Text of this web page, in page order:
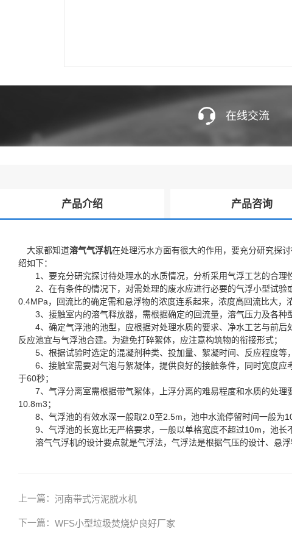
在线交流
产品介绍 产品咨询
大家都知道溶气气浮机在处理污水方面有很大的作用，要充分研究探
绍如下：
1、要充分研究探讨待处理水的水质情况，分析采用气浮工艺的合理
2、在有条件的情况下，对需处理的废水应进行必要的气浮小型试验
0.4MPa，回流比的确定需和悬浮物的浓度连系起来，浓度高回流比大，
3、接触室内的溶气释放器，需根据确定的回流量，溶气压力及各种
4、确定气浮池的池型，应根据对处理水质的要求、净水工艺与前后
反应池宜与气浮池合建。为避免打碎絮体，应注意构筑物的衔接形式；
5、根据试验时选定的混凝剂种类、投加量、絮凝时间、反应程度等
6、接触室需要对气泡与絮凝体，提供良好的接触条件，同时宽度应
于60秒；
7、气浮分离室需根据带气絮体，上浮分离的难易程度和水质的处理
10.8m3；
8、气浮池的有效水深一般取2.0至2.5m，池中水流停留时间一般为10
9、气浮池的长宽比无严格要求，一般以单格宽度不超过10m，池长
溶气气浮机的设计要点就是气浮法，气浮法是根据气压的设计、悬浮
上一篇： 河南带式污泥脱水机
下一篇： WFS小型垃圾焚烧炉良好厂家